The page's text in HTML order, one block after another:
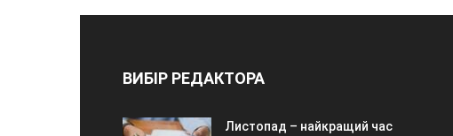
ВИБІР РЕДАКТОРА
Листопад – найкращий час